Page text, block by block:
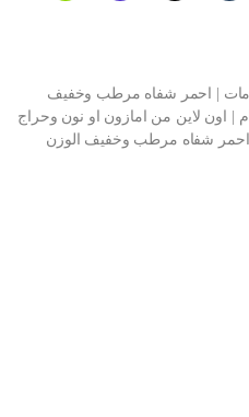
مات | احمر شفاه مرطب وخفيف
يدوم طويلا | مشمشي، 3.8 غرام | اون لاين من امازون او نون وحراج
شفاه مرطب وخفيف الوزن